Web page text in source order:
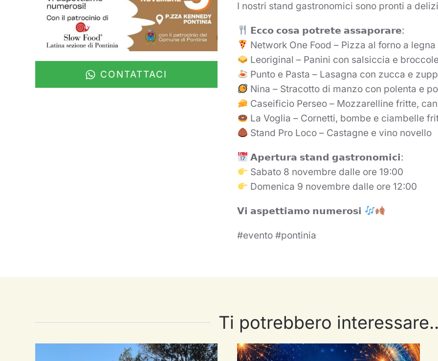
CONTATTACI
I nostri stand gastronomici sono pronti a
𝗘𝗰𝗰𝗼 𝗰𝗼𝘀𝗮 𝗽𝗼𝘁𝗿𝗲𝘁𝗲 𝗮𝘀𝘀𝗮𝗽𝗼𝗿𝗮𝗿𝗲:
Network One Food – Pizza al forno a legna
Leoriginal – Panini con salsiccia e
Punto e Pasta – Lasagna con zucca e
Nina – Stracotto di manzo con polenta e
Caseificio Perseo – Mozzarelline fritte,
La Voglia – Cornetti, bombe e ciambelle
Stand Pro Loco – Castagne e vino novello
𝗔𝗽𝗲𝗿𝘁𝘂𝗿𝗮 𝘀𝘁𝗮𝗻𝗱 𝗴𝗮𝘀𝘁𝗿𝗼𝗻𝗼𝗺𝗶𝗰𝗶:
Sabato 8 novembre dalle ore 19:00
Domenica 9 novembre dalle ore 12:00
𝗩𝗶 𝗮𝘀𝗽𝗲𝘁𝘁𝗶𝗮𝗺𝗼 𝗻𝘂𝗺𝗲𝗿𝗼𝘀𝗶
#evento #pontinia
Ti potrebbero